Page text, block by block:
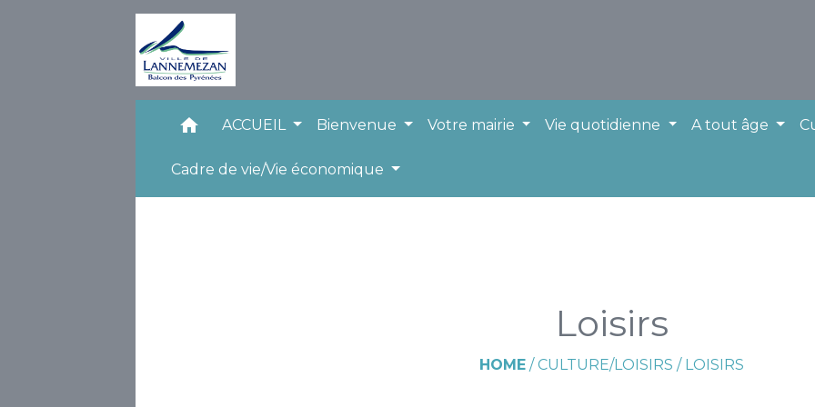
home ACCUEIL Bienvenue Votre mairie Vie quotidienne A tout âge
Cadre de vie/Vie économique
Loisirs
HOME/CULTURE/LOISIRS / LOISIRS